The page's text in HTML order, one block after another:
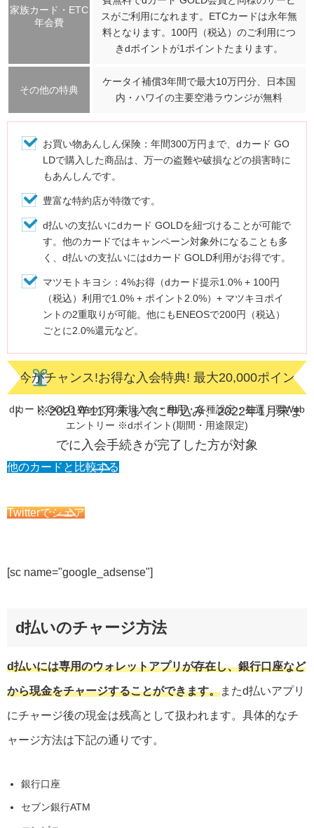
家族カード・ETC
年会費
スがご利用になれます。ETCカードは永年無
料となります。100円（税込）のご利用につ
きdポイントが1ポイントたまります。
その他の特典
ケータイ補償3年間で最大10万円分、日本国
内・ハワイの主要空港ラウンジが無料
お買い物あんしん保険：年間300万円まで、dカード GO
LDで購入した商品は、万一の盗難や破損などの損害時に
もあんしんです。
豊富な特約店が特徴です。
d払いの支払いにdカード GOLDを紐づけることが可能で
す。他のカードではキャンペーン対象外になることも多
く、d払いの支払いにはdカード GOLD利用がお得です。
マツモトキヨシ：4%お得（dカード提示1.0% + 100円
（税込）利用で1.0% + ポイント2.0%）+ マツキヨポイ
ントの2重取りが可能。他にもENEOSで200円（税込）
ごとに2.0%還元など。
今がチャンス!お得な入会特典! 最大20,000ポイン
ト ※2021年11月末までに申込み、2022年1月末ま
でに入会手続きが完了した方が対象
dカード GOLD Webでの新規入会・利用・各種設定・抽選・要Web
エントリー ※dポイント(期間・用途限定)
他のカードと比較する
Twitterでシェア
[sc name="google_adsense"]
d払いのチャージ方法
d払いには専用のウォレットアプリが存在し、銀行口座など
から現金をチャージすることができます。またd払いアプリ
にチャージ後の現金は残高として扱われます。具体的なチ
ャージ方法は下記の通りです。
銀行口座
セブン銀行ATM